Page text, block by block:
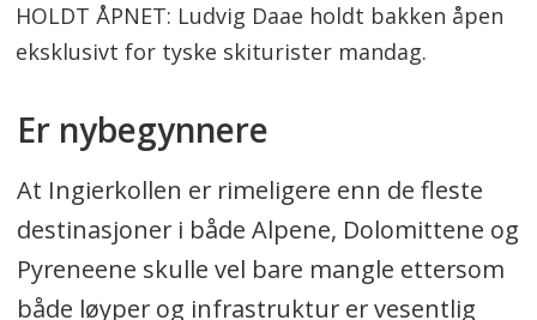
HOLDT ÅPNET: Ludvig Daae holdt bakken åpen
eksklusivt for tyske skiturister mandag.
Er nybegynnere
At Ingierkollen er rimeligere enn de fleste
destinasjoner i både Alpene, Dolomittene og
Pyreneene skulle vel bare mangle ettersom
både løyper og infrastruktur er vesentlig